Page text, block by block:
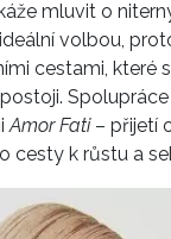
mluvit o
volbou,
cestami, které
Amor Fati – přijetí
cesty k růstu a